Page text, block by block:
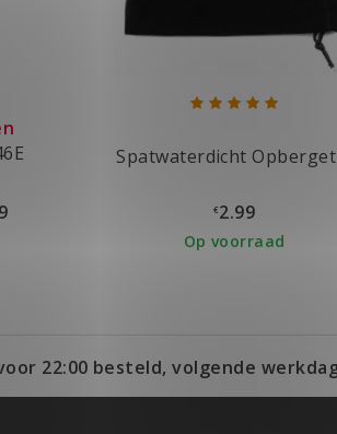
Spatwaterdicht
€2.99
Op voorraad
22:00 besteld, volgende